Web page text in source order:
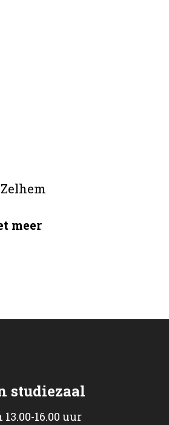
meer
studiezaal
16.00 uur